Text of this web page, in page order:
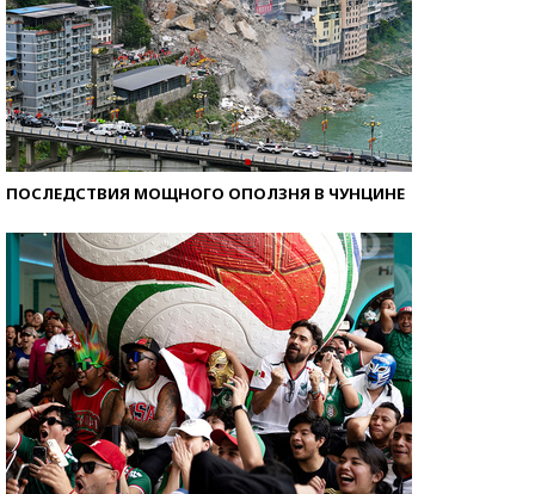
ПОСЛЕДСТВИЯ МОЩНОГО ОПОЛЗНЯ В ЧУНЦИНЕ